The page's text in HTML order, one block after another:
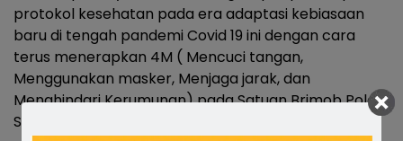
protokol kesehatan pada era adaptasi kebiasaan
baru di tengah pandemi Covid 19 ini dengan cara
terus menerapkan 4M ( Mencuci tangan,
Menggunakan masker, Menjaga jarak, dan
Menghindari Kerumunan) pada Satuan Brimob Polda
Sulsel,” pungkas Muhammad Anis.(*)